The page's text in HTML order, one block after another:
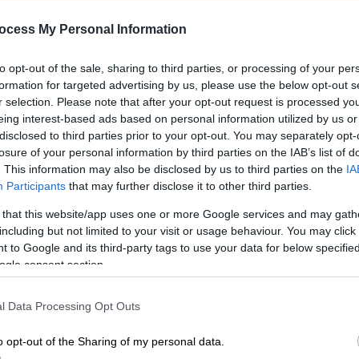
My Personal Information
opt-out of the sale, sharing to third parties, or processing of your
for targeted advertising by us, please use the below opt-out
selection. Please note that after your opt-out request is processed
interest-based ads based on personal information utilized by us
to third parties prior to your opt-out. You may separately
of your personal information by third parties on the IAB’s list of
This information may also be disclosed by us to third parties on the
Participants that may further disclose it to other third parties.
that this website/app uses one or more Google services and may
but not limited to your visit or usage behaviour. You may
to Google and its third-party tags to use your data for below
consent section.
Data Processing Opt Outs
opt-out of the Sharing of my personal data.
είναι
για σχετικές παραβάσεις
- Τι δείχνουν οι πρώτες
10) στο OPEN, η εκπρόσωπος Τύπου της
το μέγεθος των ελέγχων:μέσα σε
σε
η εφαρμογή του νόμου.
να ζητά ταυτότητα»